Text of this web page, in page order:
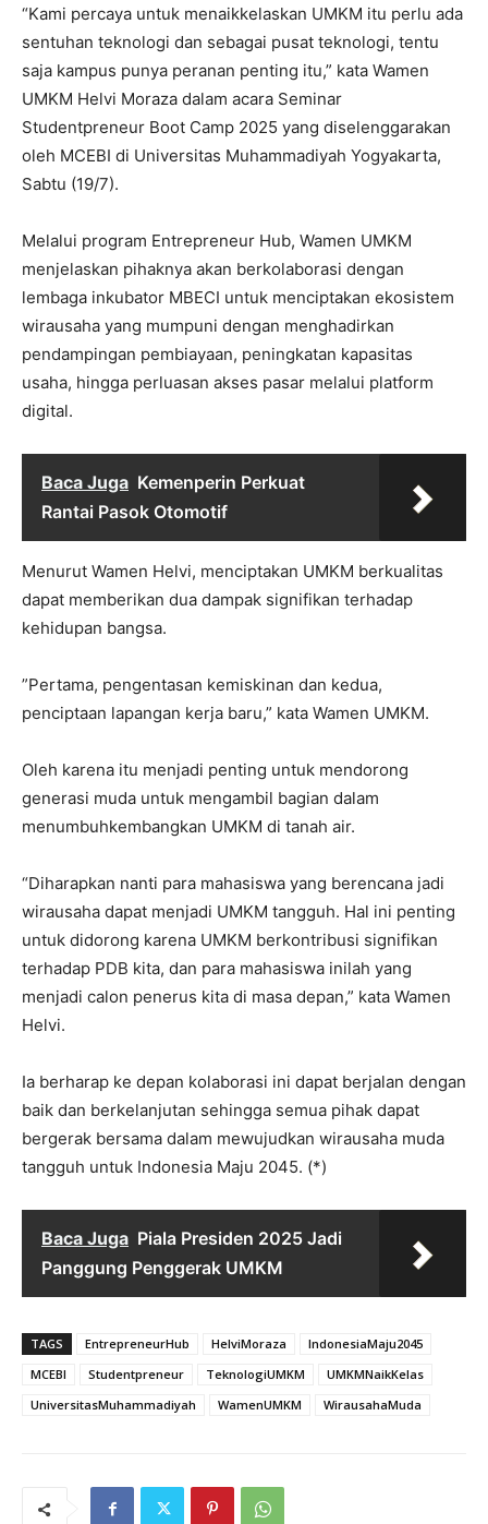
“Kami percaya untuk menaikkelaskan UMKM itu perlu ada
sentuhan teknologi dan sebagai pusat teknologi, tentu
saja kampus punya peranan penting itu,” kata Wamen
UMKM Helvi Moraza dalam acara Seminar
Studentpreneur Boot Camp 2025 yang diselenggarakan
oleh MCEBI di Universitas Muhammadiyah Yogyakarta,
Sabtu (19/7).
Melalui program Entrepreneur Hub, Wamen UMKM
menjelaskan pihaknya akan berkolaborasi dengan
lembaga inkubator MBECI untuk menciptakan ekosistem
wirausaha yang mumpuni dengan menghadirkan
pendampingan pembiayaan, peningkatan kapasitas
usaha, hingga perluasan akses pasar melalui platform
digital.
Baca Juga Kemenperin Perkuat
Rantai Pasok Otomotif
Menurut Wamen Helvi, menciptakan UMKM berkualitas
dapat memberikan dua dampak signifikan terhadap
kehidupan bangsa.
”Pertama, pengentasan kemiskinan dan kedua,
penciptaan lapangan kerja baru,” kata Wamen UMKM.
Oleh karena itu menjadi penting untuk mendorong
generasi muda untuk mengambil bagian dalam
menumbuhkembangkan UMKM di tanah air.
“Diharapkan nanti para mahasiswa yang berencana jadi
wirausaha dapat menjadi UMKM tangguh. Hal ini penting
untuk didorong karena UMKM berkontribusi signifikan
terhadap PDB kita, dan para mahasiswa inilah yang
menjadi calon penerus kita di masa depan,” kata Wamen
Helvi.
Ia berharap ke depan kolaborasi ini dapat berjalan dengan
baik dan berkelanjutan sehingga semua pihak dapat
bergerak bersama dalam mewujudkan wirausaha muda
tangguh untuk Indonesia Maju 2045. (*)
Baca Juga Piala Presiden 2025 Jadi
Panggung Penggerak UMKM
TAGS EntrepreneurHub HelviMoraza
IndonesiaMaju2045
MCEBI
Studentpreneur TeknologiUMKM
UMKMNaikKelas
UniversitasMuhammadiyah
WamenUMKM WirausahaMuda